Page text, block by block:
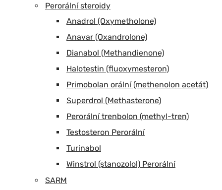
Perorální steroidy
Anadrol (Oxymetholone)
Anavar (Oxandrolone)
Dianabol (Methandienone)
Halotestin (fluoxymesteron)
Primobolan orální (methenolon acetát)
Superdrol (Methasterone)
Perorální trenbolon (methyl-tren)
Testosteron Perorální
Turinabol
Winstrol (stanozolol) Perorální
SARM